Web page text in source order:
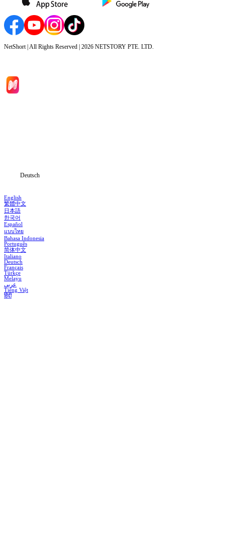
NetShort | All Rights Reserved | 2026 NETSTORY PTE. LTD.
Deutsch
English
繁體中文
日本語
한국어
Español
แบบไทย
Bahasa Indonesia
Português
简体中文
Italiano
Deutsch
Français
Türkçe
Melayu
عربي
Tiếng Việt
हिंदी